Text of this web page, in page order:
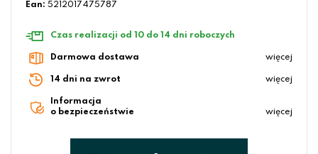
Ean: 5212017475787
Czas realizacji od 10 do 14 dni roboczych
Darmowa dostawa więcej
14 dni na zwrot więcej
Informacja
o bezpieczeństwie
więcej